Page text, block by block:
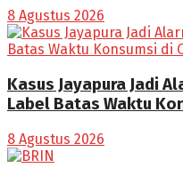
8 Agustus 2026
Kasus Jayapura Jadi
Label Batas Waktu
8 Agustus 2026